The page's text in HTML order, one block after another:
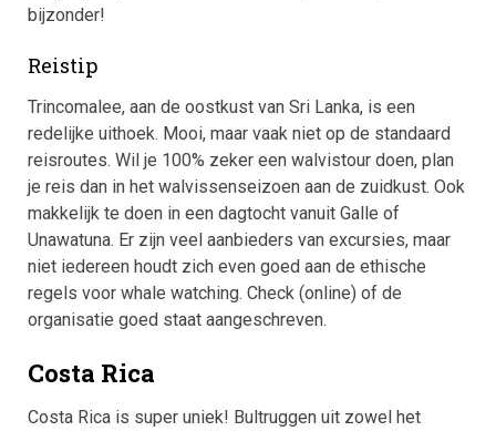
bijzonder!
Reistip
Trincomalee, aan de oostkust van Sri Lanka, is een
redelijke uithoek. Mooi, maar vaak niet op de standaard
reisroutes. Wil je 100% zeker een walvistour doen, plan
je reis dan in het walvissenseizoen aan de zuidkust. Ook
makkelijk te doen in een dagtocht vanuit Galle of
Unawatuna. Er zijn veel aanbieders van excursies, maar
niet iedereen houdt zich even goed aan de ethische
regels voor whale watching. Check (online) of de
organisatie goed staat aangeschreven.
Costa Rica
Costa Rica is super uniek! Bultruggen uit zowel het